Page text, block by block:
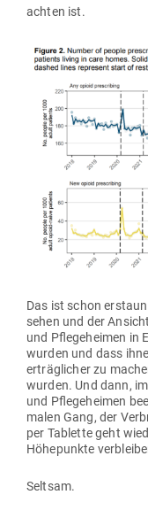
achten ist.
Das ist schon
sehen und der
und Pfle­ge­heimen in
wurden und dass
erträg­licher zu
wurden. Und dann,
und Pfle­ge­heimen
malen Gang, der
per Tablette geht
Höhe­punkte
Seltsam.